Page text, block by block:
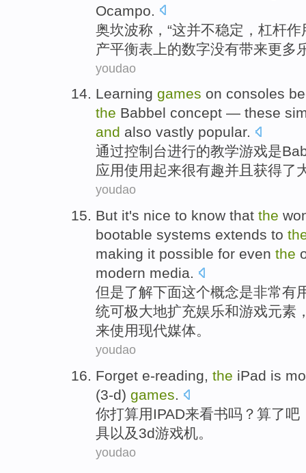
Ocampo
奥坎波称 ，“这并不稳定 ， 杠杆作
产平衡表 上的数字没有带来更多
youdao
Learning games on consoles
the Babbel concept — these
and also vastly popular.
通过控制台进行的教学游戏是
应用使用起来很有趣并且获得了
youdao
But it's nice to know that the
bootable systems extends to
making it possible for even the
modern media.
但是了解下面这个概念是非常有
统可极大地扩充娱乐和游戏元素
来使用现代媒体。
youdao
Forget e-reading, the iPad is
(3-d) games.
你打算用 IPAD来看书吗？ 算了吧
具以及 3d游戏机。
youdao